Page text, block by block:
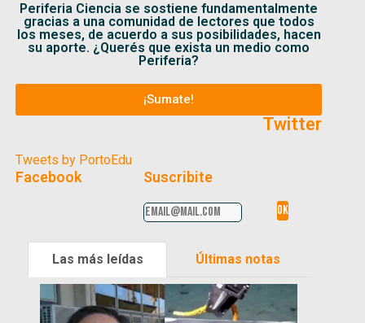
Periferia Ciencia se sostiene fundamentalmente
gracias a una comunidad de lectores que todos
los meses, de acuerdo a sus posibilidades, hacen
su aporte. ¿Querés que exista un medio como
Periferia?
¡Sumate!
Twitter
Tweets by PortoEdu
Facebook Suscribite
Las más leídas Últimas notas